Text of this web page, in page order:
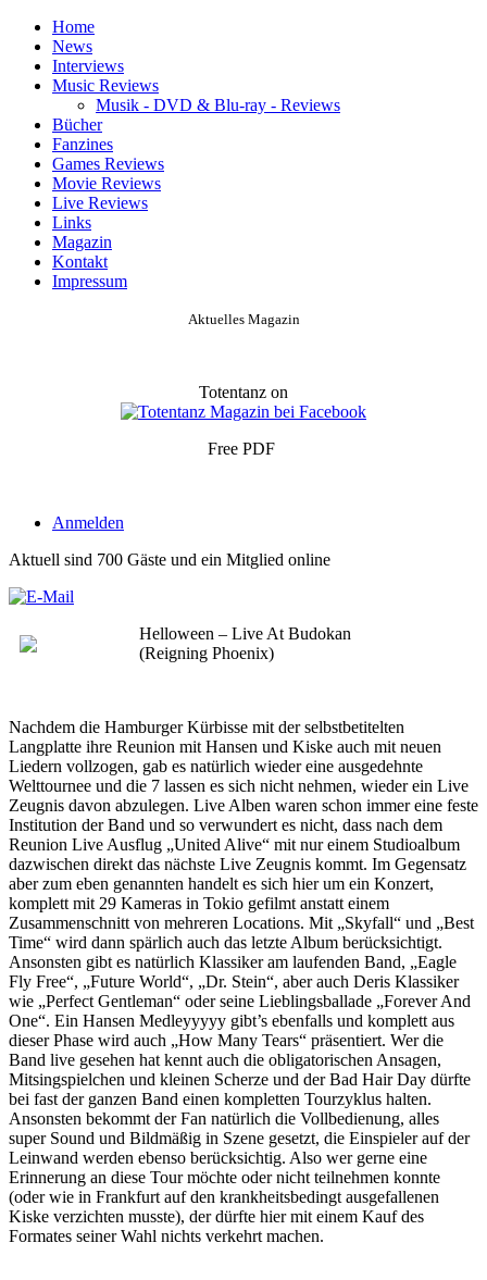
Home
News
Interviews
Music Reviews
Musik - DVD & Blu-ray - Reviews
Bücher
Fanzines
Games Reviews
Movie Reviews
Live Reviews
Links
Magazin
Kontakt
Impressum
Aktuelles Magazin
Totentanz on
Free PDF
Anmelden
Aktuell sind 700 Gäste und ein Mitglied online
Helloween – Live At Budokan
(Reigning Phoenix)
Nachdem die Hamburger Kürbisse mit der selbstbetitelten
Langplatte ihre Reunion mit Hansen und Kiske auch mit neuen
Liedern vollzogen, gab es natürlich wieder eine ausgedehnte
Welttournee und die 7 lassen es sich nicht nehmen, wieder ein Live
Zeugnis davon abzulegen. Live Alben waren schon immer eine feste
Institution der Band und so verwundert es nicht, dass nach dem
Reunion Live Ausflug „United Alive“ mit nur einem Studioalbum
dazwischen direkt das nächste Live Zeugnis kommt. Im Gegensatz
aber zum eben genannten handelt es sich hier um ein Konzert,
komplett mit 29 Kameras in Tokio gefilmt anstatt einem
Zusammenschnitt von mehreren Locations. Mit „Skyfall“ und „Best
Time“ wird dann spärlich auch das letzte Album berücksichtigt.
Ansonsten gibt es natürlich Klassiker am laufenden Band, „Eagle
Fly Free“, „Future World“, „Dr. Stein“, aber auch Deris Klassiker
wie „Perfect Gentleman“ oder seine Lieblingsballade „Forever And
One“. Ein Hansen Medleyyyyy gibt’s ebenfalls und komplett aus
dieser Phase wird auch „How Many Tears“ präsentiert. Wer die
Band live gesehen hat kennt auch die obligatorischen Ansagen,
Mitsingspielchen und kleinen Scherze und der Bad Hair Day dürfte
bei fast der ganzen Band einen kompletten Tourzyklus halten.
Ansonsten bekommt der Fan natürlich die Vollbedienung, alles
super Sound und Bildmäßig in Szene gesetzt, die Einspieler auf der
Leinwand werden ebenso berücksichtig. Also wer gerne eine
Erinnerung an diese Tour möchte oder nicht teilnehmen konnte
(oder wie in Frankfurt auf den krankheitsbedingt ausgefallenen
Kiske verzichten musste), der dürfte hier mit einem Kauf des
Formates seiner Wahl nichts verkehrt machen.